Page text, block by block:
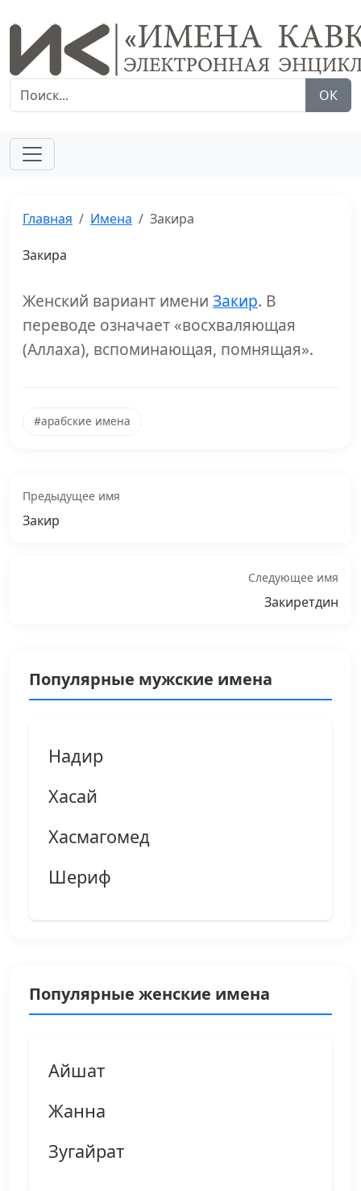
ОК
Главная Имена Закира
Закира
Женский вариант имени Закир. В
переводе означает «восхваляющая
(Аллаха), вспоминающая, помнящая».
#арабские имена
Предыдущее имя
Закир
Следующее имя
Закиретдин
Популярные мужские имена
Надир
Хасай
Хасмагомед
Шериф
Популярные женские имена
Айшат
Жанна
Зугайрат